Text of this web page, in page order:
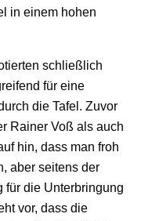
in einem hohen
schließlich
für eine
die Tafel. Zuvor
Rainer Voß als auch
hin, dass man froh
aber seitens der
für die Unterbringung
vor, dass die